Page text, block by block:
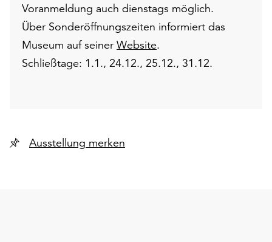
Voranmeldung auch dienstags möglich.
Über Sonderöffnungszeiten informiert das
Museum auf seiner Website.
Schließtage: 1.1., 24.12., 25.12., 31.12.
Ausstellung merken